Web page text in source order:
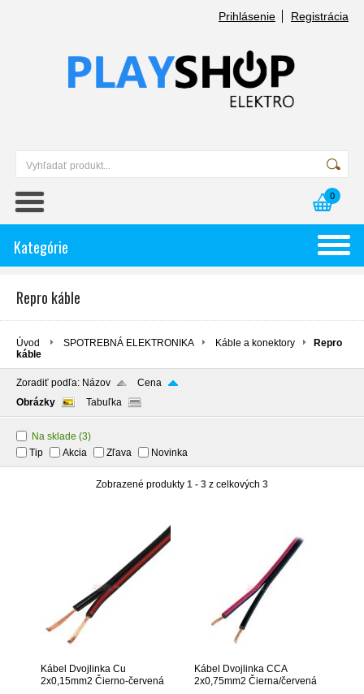
Prihlásenie Registrácia
0
Kategórie
Repro káble
Úvod SPOTREBNÁ ELEKTRONIKA Káble a konektory
Repro
káble
Zoradiť podľa: Názov
Cena
Obrázky
Tabuľka
Na sklade (3)
Tip
Akcia Zľava Novinka
Zobrazené produkty 1 - 3 z celkových 3
Kábel Dvojlinka Cu
2x0,15mm2 Čierno-červená
Kábel Dvojlinka CCA
2x0,75mm2 Čierna/červená